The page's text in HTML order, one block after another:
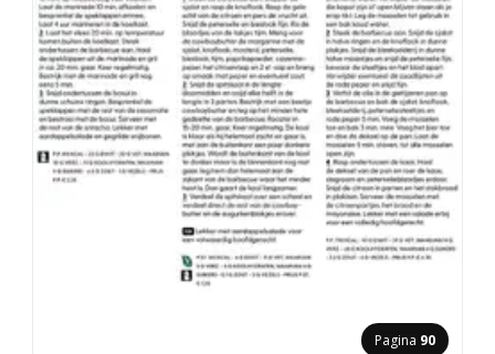
Pagina 90